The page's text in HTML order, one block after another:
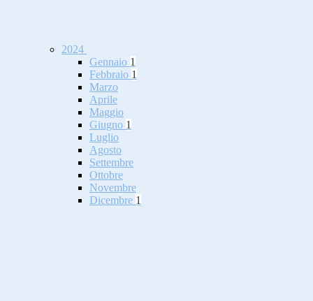
2024
Gennaio 1
Febbraio 1
Marzo
Aprile
Maggio
Giugno 1
Luglio
Agosto
Settembre
Ottobre
Novembre
Dicembre 1